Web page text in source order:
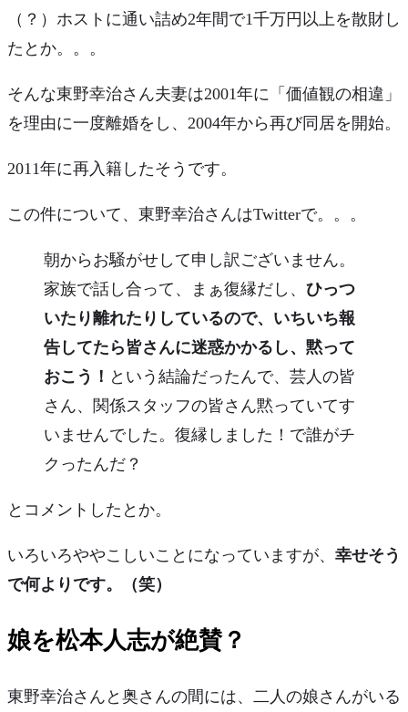
（？）ホストに通い詰め2年間で1千万円以上を散財 し
たとか。。。
そんな東野幸治さん夫妻は2001年に「価値観の相違」
を理由に一度離婚をし、2004年から再び同居を開始。
2011年に再入籍 したそうです。
この件について、東野幸治さんはTwitterで。。。
朝からお騒がせして申し訳ございません。
家族で話し合って、まぁ復縁だし、 ひっつ
いたり離れたりしているので、いちいち報
告してたら皆さんに迷惑かかるし、黙って
おこう！ という結論だったんで、芸人の皆
さん、関係スタッフの皆さん黙っていてす
いませんでした。復縁しました！で誰がチ
クったんだ？
とコメントしたとか。
いろいろややこしいことになっていますが、 幸せそう
で何よりです。（笑）
娘を松本人志が絶賛？
東野幸治さんと奥さんの間には、 二人の娘さんがいる